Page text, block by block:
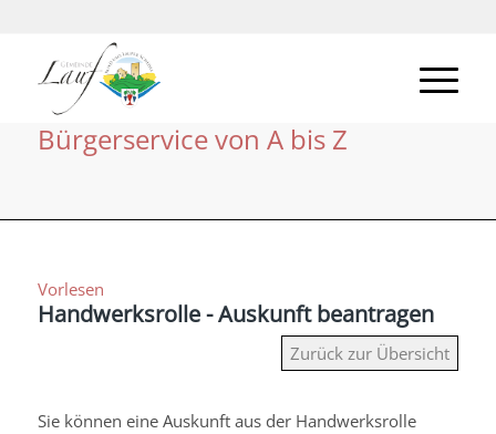
Bürgerservice von A bis Z
Vorlesen
Handwerksrolle - Auskunft beantragen
Zurück zur Übersicht
Sie können eine Auskunft aus der Handwerksrolle